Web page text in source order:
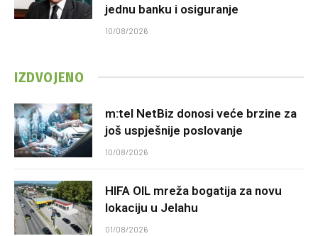
jednu banku i osiguranje
10/08/2026
IZDVOJENO
m:tel NetBiz donosi veće brzine za
još uspješnije poslovanje
10/08/2026
HIFA OIL mreža bogatija za novu
lokaciju u Jelahu
01/08/2026